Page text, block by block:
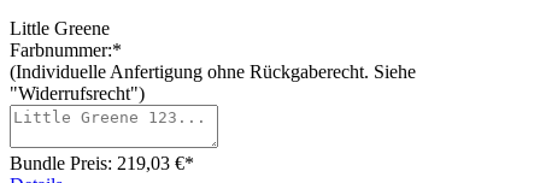
Little Greene
Farbnummer:*
(Individuelle Anfertigung ohne Rückgaberecht. Siehe
"Widerrufsrecht")
Bundle Preis: 219,03 €*